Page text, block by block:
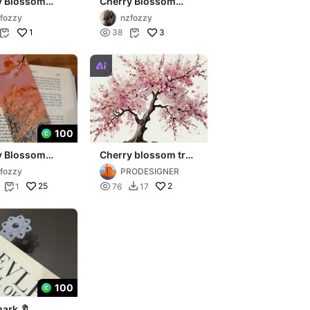
04
 1
Bookmark 03
nzfozzy
 38  3
100
Blossom
01
1 25

Cherry blossom tree
bookmark
PRODESIGNER
 76  17 2
100